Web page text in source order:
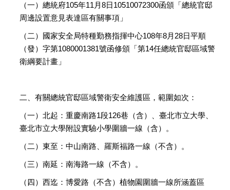
（一）總統府105年11月8日10510072300函頒「總統官邸
周邊設置意見表達區有關事項」
（二）國家安全局特種勤務指揮中心108年8月28日平順
（發）字第1080001381號函修頒「第14任總統官邸區域警
衛綱要計畫」
二、有關總統官邸區域警衛安全維護區，範圍如次：
（一）北起：重慶南路1段126巷（含）、臺北市立大學、
臺北市立大學附設實驗小學圍牆一線（含）。
（二）東至：中山南路、羅斯福路一線（不含）。
（三）南延：南海路一線（不含）。
（四）西迄：博愛路（不含）植物園圍牆一線所涵蓋區